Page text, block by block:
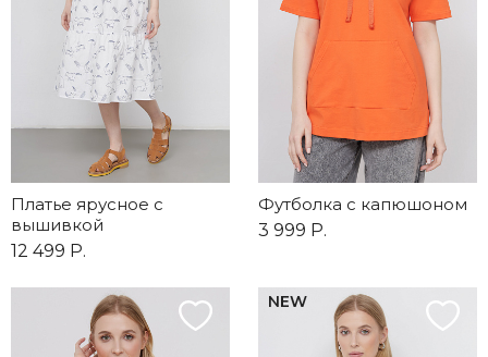
Платье ярусное с
вышивкой
12 499 Р.
Футболка с капюшоном
3 999 Р.
NEW